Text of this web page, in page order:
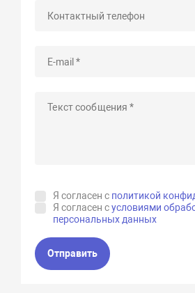
Я согласен с политикой
Я согласен сусловиями
персональных данных
Отправить